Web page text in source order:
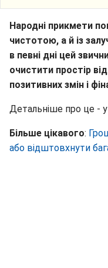
Народні прикмети
чистотою, а й із
в певні дні цей
очистити простір
позитивних змін і
Детальніше про це - у
Більше цікавого:
або відштовхнути